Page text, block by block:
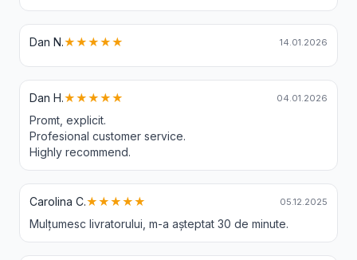
Dan N.★★★★★ 14.01.2026
Dan H.★★★★★ 04.01.2026
Promt, explicit.
Profesional customer service.
Highly recommend.
Carolina C.★★★★★ 05.12.2025
Mulțumesc livratorului, m-a așteptat 30 de minute.